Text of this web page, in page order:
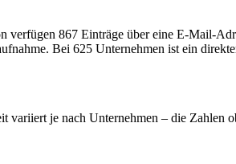
verfügen 867 Einträge über eine E-Mail-
Bei 625 Unternehmen ist ein
variiert je nach Unternehmen – die Zahlen